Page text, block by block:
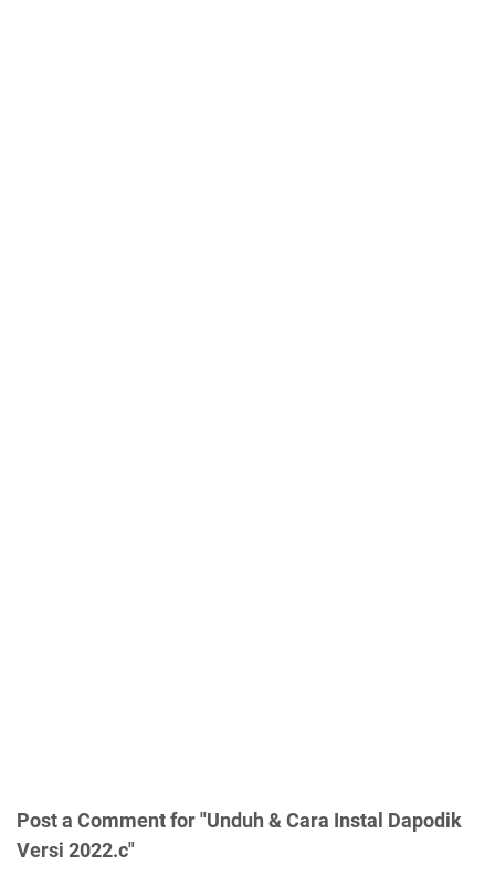
Post a Comment for "Unduh & Cara Instal Dapodik
Versi 2022.c"